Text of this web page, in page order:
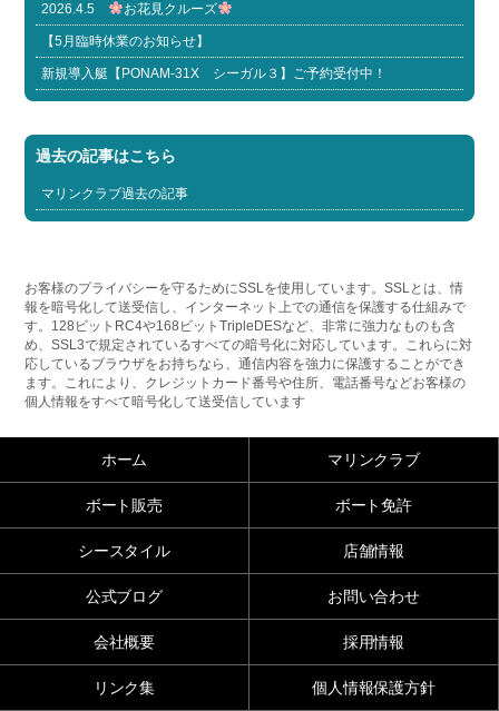
2026.4.5 お花見クルーズ
【5月臨時休業のお知らせ】
新規導入艇【PONAM-31X シーガル３】ご予約受付中！
過去の記事はこちら
マリンクラブ過去の記事
お客様のプライバシーを守るためにSSLを使用しています。SSLとは、情
報を暗号化して送受信し、インターネット上での通信を保護する仕組みで
す。128ビットRC4や168ビットTripleDESなど、非常に強力なものも含
め、SSL3で規定されているすべての暗号化に対応しています。これらに対
応しているブラウザをお持ちなら、通信内容を強力に保護することができ
ます。これにより、クレジットカード番号や住所、電話番号などお客様の
個人情報をすべて暗号化して送受信しています
ホーム マリンクラブ
ボート販売 ボート免許
シースタイル 店舗情報
公式ブログ お問い合わせ
会社概要 採用情報
リンク集 個人情報保護方針